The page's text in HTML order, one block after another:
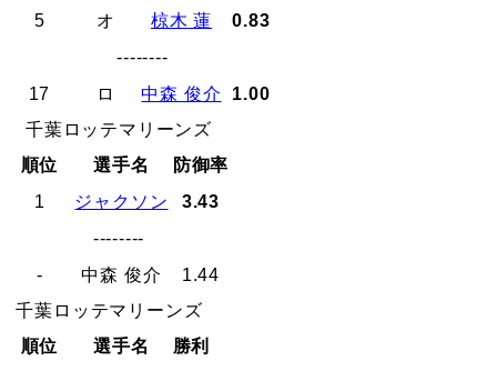
5
オ 椋木 蓮
0.83
--------
17
ロ 中森 俊介
1.00
千葉ロッテマリーンズ
順位
選手名
防御率
1
ジャクソン
3.43
--------
-
中森 俊介
1.44
千葉ロッテマリーンズ
順位
選手名
勝利